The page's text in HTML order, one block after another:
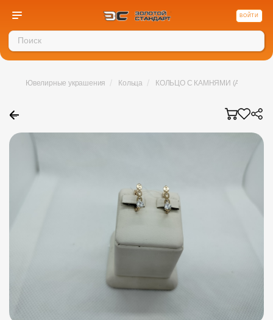
ВОЙТИ
←
Ювелирные украшения / Кольца / КОЛЬЦО С КАМНЯМИ (Au 585)